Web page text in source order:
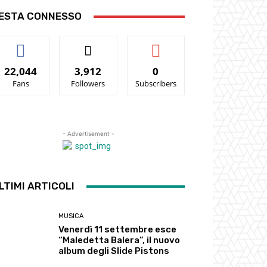
CONNESSO
22,044
Fans
3,912
Followers
0
Subscribers
- Advertisement -
ARTICOLI
MUSICA
Venerdì 11 settembre esce
“Maledetta Balera”, il nuovo
album degli Slide Pistons